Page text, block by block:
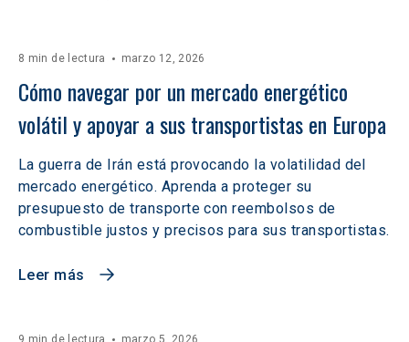
8 min de lectura marzo 12, 2026
Cómo navegar por un mercado energético
volátil y apoyar a sus transportistas en Europa
La guerra de Irán está provocando la volatilidad del
mercado energético. Aprenda a proteger su
presupuesto de transporte con reembolsos de
combustible justos y precisos para sus transportistas.
Leer más
9 min de lectura marzo 5, 2026